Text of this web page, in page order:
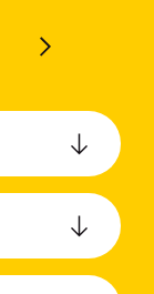
Juin 2026